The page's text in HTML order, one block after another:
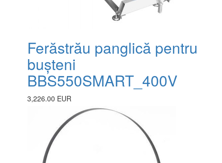
Ferăstrău panglică pentru
bușteni
BBS550SMART_400V
3,226.00 EUR